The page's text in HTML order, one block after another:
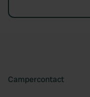
Campercontact